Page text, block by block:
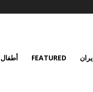
FEATURED أطفال